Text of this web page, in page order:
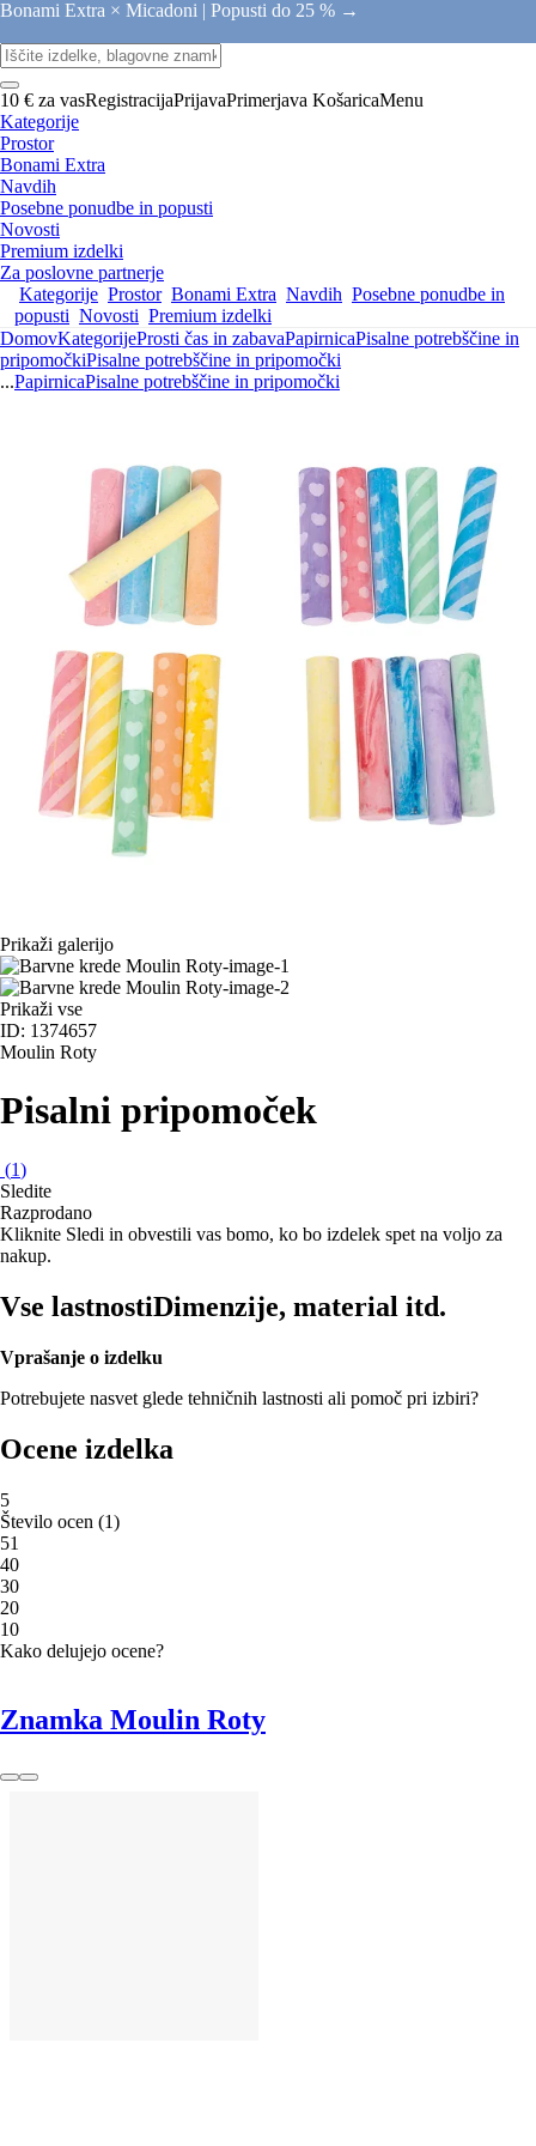
Bonami Extra × Micadoni | Popusti do 25 % →
10 € za vasRegistracijaPrijavaPrimerjava KošaricaMenu
Kategorije
Prostor
Bonami Extra
Navdih
Posebne ponudbe in popusti
Novosti
Premium izdelki
Za poslovne partnerje
Kategorije Prostor Bonami Extra Navdih Posebne ponudbe in
popusti Novosti Premium izdelki
DomovKategorijeProsti čas in zabavaPapirnicaPisalne potrebščine in
pripomočkiPisalne potrebščine in pripomočki
...PapirnicaPisalne potrebščine in pripomočki
Prikaži galerijo
Prikaži vse
ID: 1374657
Moulin Roty
Pisalni pripomoček
(1)
Sledite
Razprodano
Kliknite Sledi in obvestili vas bomo, ko bo izdelek spet na voljo za
nakup.
Vse lastnostiDimenzije, material itd.
Vprašanje o izdelku
Potrebujete nasvet glede tehničnih lastnosti ali pomoč pri izbiri?
Ocene izdelka
5
Število ocen (1)
51
40
30
20
10
Kako delujejo ocene?
Znamka Moulin Roty